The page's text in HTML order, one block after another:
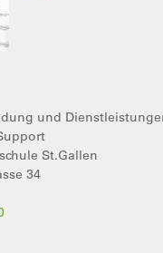
und
St.Gallen
34